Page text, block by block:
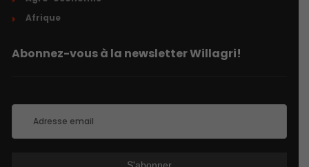
Afrique
Abonnez-vous à la newsletter Willagri!